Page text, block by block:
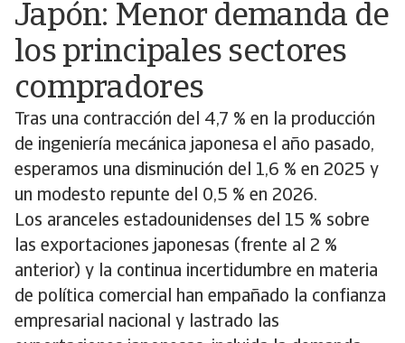
Japón: Menor demanda de
los principales sectores
compradores
Tras una contracción del 4,7 % en la producción
de ingeniería mecánica japonesa el año pasado,
esperamos una disminución del 1,6 % en 2025 y
un modesto repunte del 0,5 % en 2026.
Los aranceles estadounidenses del 15 % sobre
las exportaciones japonesas (frente al 2 %
anterior) y la continua incertidumbre en materia
de política comercial han empañado la confianza
empresarial nacional y lastrado las